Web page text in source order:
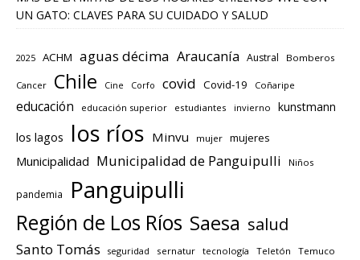
UN GATO: CLAVES PARA SU CUIDADO Y SALUD
2025 ACHM aguas décima Araucanía Austral Bomberos
Cancer Chile Cine Corfo covid Covid-19 Coñaripe
educación educación superior estudiantes invierno kunstmann
los lagos los ríos Minvu mujer mujeres
Municipalidad Municipalidad de Panguipulli Niños
pandemia Panguipulli
Región de Los Ríos Saesa salud
Santo Tomás seguridad sernatur tecnología Teletón Temuco